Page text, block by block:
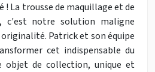
! La trousse de maquillage et de
c'est notre solution maligne
Patrick et son équipe
cet indispensable du
objet de collection, unique et